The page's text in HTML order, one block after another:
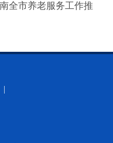
全市养老服务工作推
|